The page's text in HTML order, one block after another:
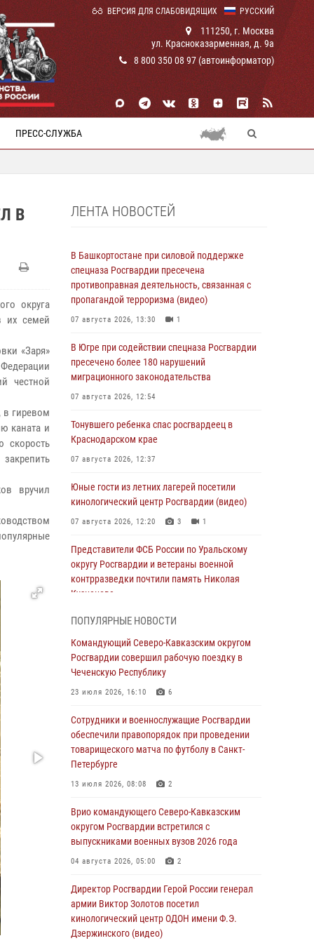
РУССКИЙ
ВЕРСИЯ ДЛЯ СЛАБОВИДЯЩИХ
111250, г. Москва
ул. Красноказарменная, д. 9а
8 800 350 08 97 (автоинформатор)
ПРЕСС-СЛУЖБА
В
округа
их семей
«Заря»
честной
в гиревом
каната и
скорость
вручил
ЛЕНТА НОВОСТЕЙ
В Башкортостане при силовой поддержке
спецназа Росгвардии пресечена
противоправная деятельность, связанная с
пропагандой терроризма (видео)
07 августа 2026, 13:30 1
В Югре при содействии спецназа Росгвардии
пресечено более 180 нарушений
миграционного законодательства
07 августа 2026, 12:54
Тонувшего ребенка спас росгвардеец в
Краснодарском крае
07 августа 2026, 12:37
Юные гости из летних лагерей посетили
кинологический центр Росгвардии (видео)
07 августа 2026, 12:20 3 1
Представители ФСБ России по Уральскому
округу Росгвардии и ветераны военной
контрразведки почтили память Николая
Кузнецова
Ветеран войск правопорядка генерал-майор
Иван Пияшев – герой выпуска «Легенды
армии с Александром Маршалом»
07 августа 2026, 12:00
Росгвардейцы пресекли попытку руферов
подняться на крышу Смольного собора в
Санкт-Петербурге (видео)
07 августа 2026, 11:34
основам взрывобезопасности
07 августа 2026, 11:33
Рэпер ST посетил раненых росгвардейцев в
ведомства
07 августа 2026, 11:18 2
Патриотическая акция «Каникулы с
ПОПУЛЯРНЫЕ НОВОСТИ
Командующий Северо-Кавказским округом
Росгвардии совершил рабочую поездку в
Чеченскую Республику
23 июля 2026, 16:10 6
Сотрудники и военнослужащие Росгвардии
обеспечили правопорядок при проведении
товарищеского матча по футболу в Санкт-
Петербурге
13 июля 2026, 08:08 2
Врио командующего Северо-Кавказским
округом Росгвардии встретился с
выпускниками военных вузов 2026 года
04 августа 2026, 05:00 2
Директор Росгвардии Герой России генерал
армии Виктор Золотов посетил
кинологический центр ОДОН имени Ф.Э.
Дзержинского (видео)